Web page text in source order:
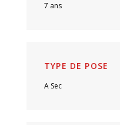
7 ans
TYPE DE POSE
A Sec